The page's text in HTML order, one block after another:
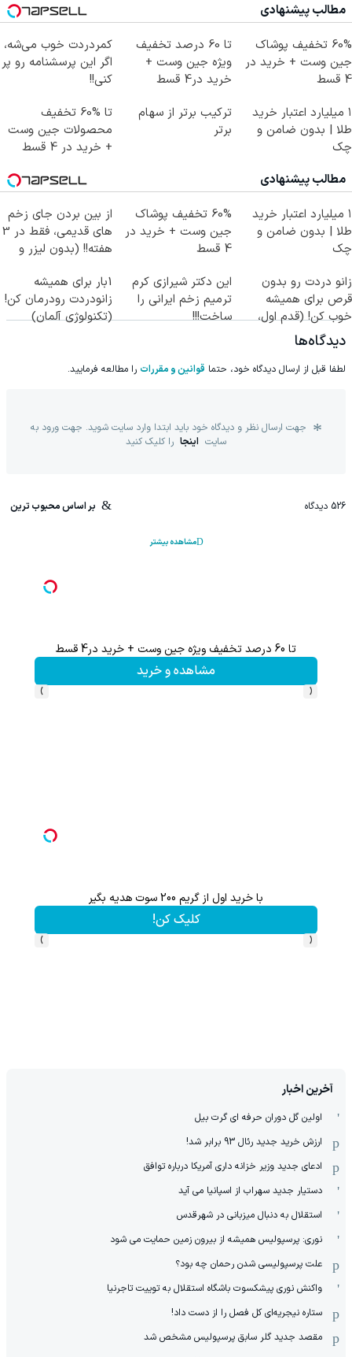
مطالب پیشنهادی
60% تخفیف پوشاک
جین وست + خرید در
4 قسط
تا 60 درصد تخفیف
ویژه جین وست +
خرید در4 قسط
کمردردت خوب می‌شه،
اگر این پرسشنامه رو پر
کنی!!
۱ میلیارد اعتبار خرید
طلا | بدون ضامن و
چک
ترکیب برتر از سهام
برتر
تا %60 تخفیف
محصولات جین وست
+ خرید در 4 قسط
مطالب پیشنهادی
۱ میلیارد اعتبار خرید
طلا | بدون ضامن و
چک
60% تخفیف پوشاک
جین وست + خرید در
4 قسط
از بین بردن جای زخم
های قدیمی، فقط در 3
هفته!! (بدون لیزر و
زانو دردت رو بدون
قرص برای همیشه
خوب کن! (قدم اول،
پرسش‌نامه)
این دکتر شیرازی کرم
ترمیم زخم ایرانی را
ساخت!!!
1بار برای همیشه
زانودردت رودرمان کن!
(تکنولوژی آلمان)
دیدگاه‌ها
لطفا قبل از ارسال دیدگاه خود، حتما قوانین و مقررات را مطالعه فرمایید.
جهت ارسال نظر و دیدگاه خود باید ابتدا وارد سایت شوید. جهت ورود به
سایت اینجا را کلیک کنید
526 دیدگاه بر اساس محبوب ترین
مشاهده بیشتر
تا 60 درصد تخفیف ویژه جین وست + خرید در4 قسط
مشاهده و خرید
‹
›
با خرید اول از گریم 200 سوت هدیه بگیر
کلیک کن!
‹
›
آخرین اخبار
اولین گل دوران حرفه ای گرت بیل
ارزش خرید جدید رئال 93 برابر شد!
ادعای جدید وزیر خزانه داری آمریکا درباره توافق
دستیار جدید سهراب از اسپانیا می آید
استقلال به دنبال میزبانی در شهرقدس
نوری: پرسپولیس همیشه از بیرون زمین حمایت می شود
علت پرسپولیسی شدن رحمان چه بود؟
واکنش نوری پیشکسوت باشگاه استقلال به توییت تاجرنیا
ستاره نیجریه‌ای کل فصل را از دست داد!
مقصد جدید گلر سابق پرسپولیس مشخص شد